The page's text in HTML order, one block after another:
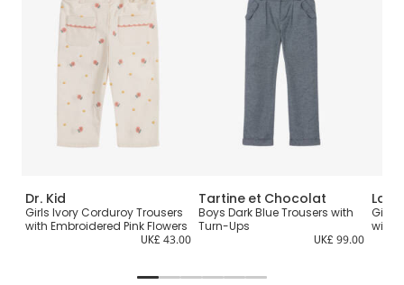
Dr. Kid
Girls Ivory Corduroy Trousers
with Embroidered Pink Flowers
UK£ 43.00
Tartine et Chocolat
Boys Dark Blue Trousers with
Turn-Ups
UK£ 99.00
Girls
with